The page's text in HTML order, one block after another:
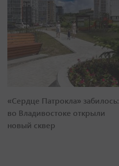
«Сердце Патрокла» забилось:
во Владивостоке открыли
новый сквер